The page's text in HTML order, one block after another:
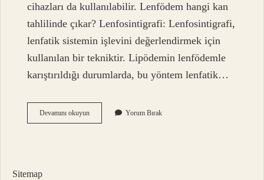
cihazları da kullanılabilir. Lenfödem hangi kan
tahlilinde çıkar? Lenfosintigrafi: Lenfosintigrafi,
lenfatik sistemin işlevini değerlendirmek için
kullanılan bir tekniktir. Lipödemin lenfödemle
karıştırıldığı durumlarda, bu yöntem lenfatik…
Devamını okuyunLenfödem
Muayenesi
Yorum Bırak
Sitemap